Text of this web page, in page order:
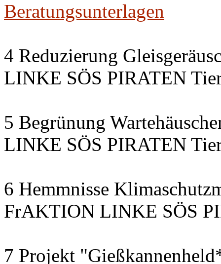
Beratungsunterlagen
4 Reduzierung
LINKE SÖS PIRATEN
5 Begrünung
LINKE SÖS PIRATEN
6 Hemmnisse
FrAKTION LINKE SÖS
7 Projekt